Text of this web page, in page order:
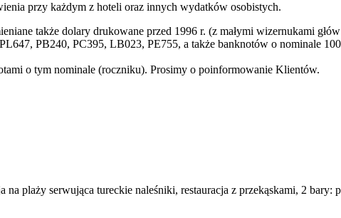
przy każdym z hoteli oraz innych wydatków osobistych.
także dolary drukowane przed 1996 r. (z małymi wizernukami
PB240, PC395, LB023, PE755, a także banknotów o nominale
o tym nominale (roczniku). Prosimy o poinformowanie Klientów.
plaży serwująca tureckie naleśniki, restauracja z przekąskami, 2 bary: